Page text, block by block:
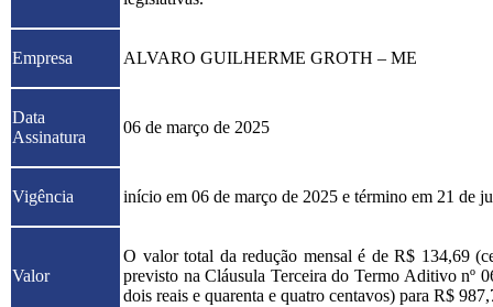
Empresa ALVARO GUILHERME GROTH – ME
Data
Assinatura
06 de março de 2025
Vigência início em 06 de março de 2025 e término em 21 de
Valor
O valor total da redução mensal é de R$ 134,69
previsto na Cláusula Terceira do Termo Aditivo nº
dois reais e quarenta e quatro centavos) para R$